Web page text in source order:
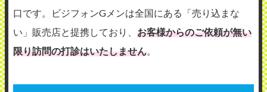
口です。ビジフォンGメンは全国にある「売り込まな
い」販売店と提携しており、 お客様からのご依頼が無い
限り訪問の打診はいたしません。